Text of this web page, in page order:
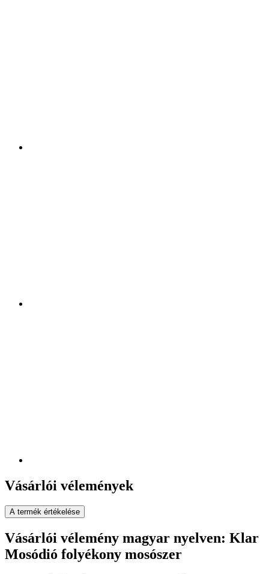
Vásárlói vélemények
A termék értékelése
Vásárlói vélemény magyar nyelven: Klar
Mosódió folyékony mosószer